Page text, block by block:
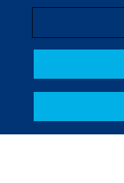
Notícias
O Bora
oferece notícias
composta por
sólido e